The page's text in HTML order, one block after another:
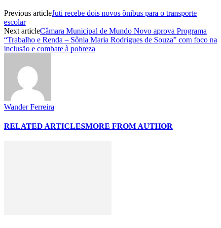
Previous articleJuti recebe dois novos ônibus para o transporte
escolar
Next articleCâmara Municipal de Mundo Novo aprova Programa
“Trabalho e Renda – Sônia Maria Rodrigues de Souza” com foco na
inclusão e combate à pobreza
Wander Ferreira
RELATED ARTICLESMORE FROM AUTHOR